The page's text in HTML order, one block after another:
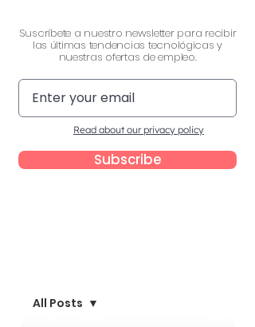
Suscríbete a nuestro newsletter para recibir
las últimas tendencias tecnológicas y
nuestras ofertas de empleo.
Read about our privacy policy
Subscribe
All Posts